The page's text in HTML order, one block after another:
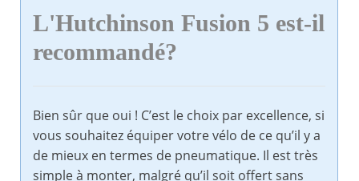
L'Hutchinson Fusion 5 est-il
recommandé?
Bien sûr que oui ! C’est le choix par excellence, si
vous souhaitez équiper votre vélo de ce qu’il y a
de mieux en termes de pneumatique. Il est très
simple à monter, malgré qu’il soit offert sans